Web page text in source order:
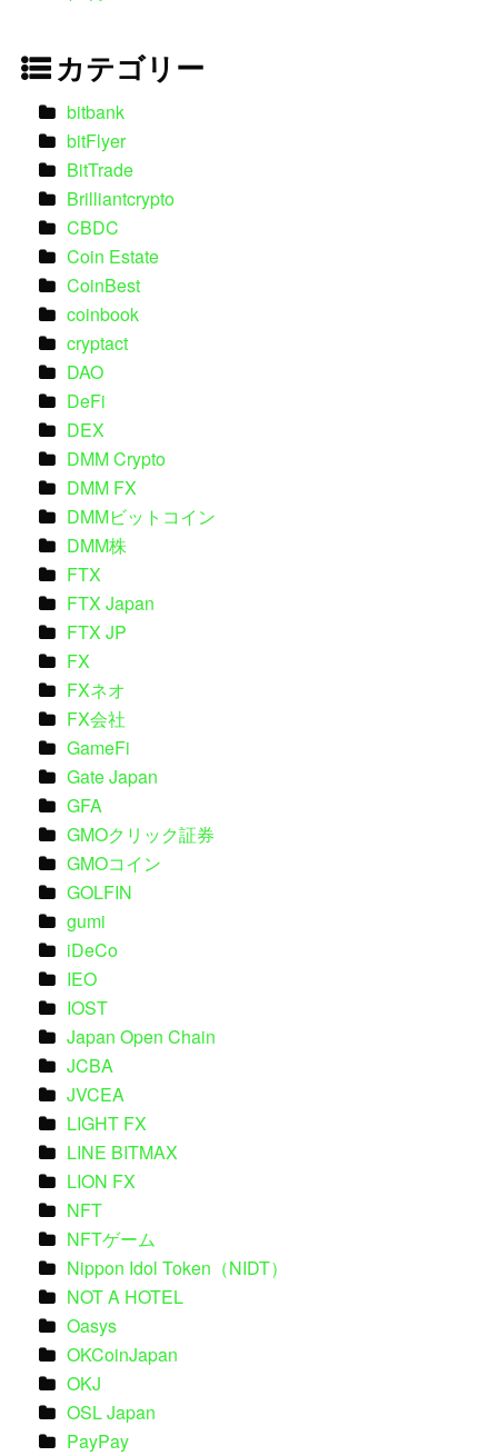
カテゴリー
bitbank
bitFlyer
BitTrade
Brilliantcrypto
CBDC
Coin Estate
CoinBest
coinbook
cryptact
DAO
DeFi
DEX
DMM Crypto
DMM FX
DMMビットコイン
DMM株
FTX
FTX Japan
FTX JP
FX
FXネオ
FX会社
GameFi
Gate Japan
GFA
GMOクリック証券
GMOコイン
GOLFIN
gumi
iDeCo
IEO
IOST
Japan Open Chain
JCBA
JVCEA
LIGHT FX
LINE BITMAX
LION FX
NFT
NFTゲーム
Nippon Idol Token（NIDT）
NOT A HOTEL
Oasys
OKCoinJapan
OKJ
OSL Japan
PayPay